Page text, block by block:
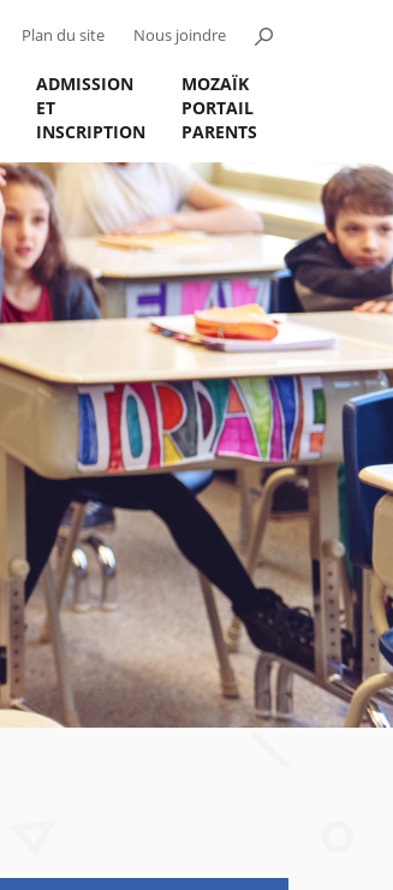
Plan du site Nous joindre
ADMISSION
ET
INSCRIPTION
MOZAÏK
PORTAIL
PARENTS